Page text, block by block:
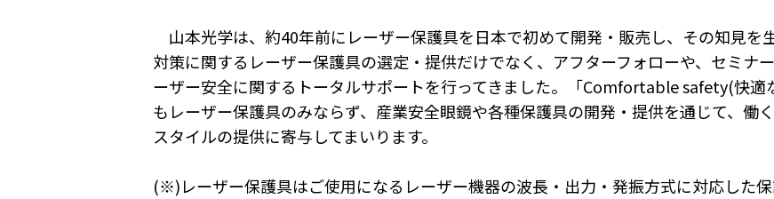
山本光学は、約40年前にレーザー保護具を日本で初めて開発・販売し、その知見を
対策に関するレーザー保護具の選定・提供だけでなく、アフターフォローや、セミナ
ーザー安全に関するトータルサポートを行ってきました。「Comfortable safety(快適
もレーザー保護具のみならず、産業安全眼鏡や各種保護具の開発・提供を通じて、働
スタイルの提供に寄与してまいります。
(※)レーザー保護具はご使用になるレーザー機器の波長・出力・発振方式に対応した保